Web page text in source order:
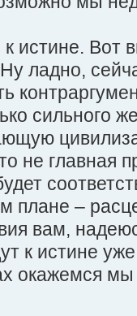
истине. Вот
ладно,
сильного
не главная
плане –
вам,
к истине
окажемся